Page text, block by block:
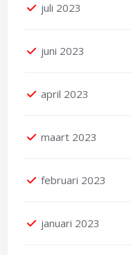
juli 2023
juni 2023
april 2023
maart 2023
februari 2023
januari 2023